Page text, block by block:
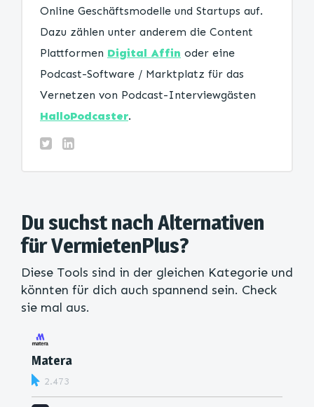
Online Geschäftsmodelle und Startups auf.
Dazu zählen unter anderem die Content
Plattformen Digital Affin oder eine
Podcast-Software / Marktplatz für das
Vernetzen von Podcast-Interviewgästen
HalloPodcaster.
Du suchst nach Alternativen
für VermietenPlus?
Diese Tools sind in der gleichen Kategorie und
könnten für dich auch spannend sein. Check
sie mal aus.
Matera
2.473